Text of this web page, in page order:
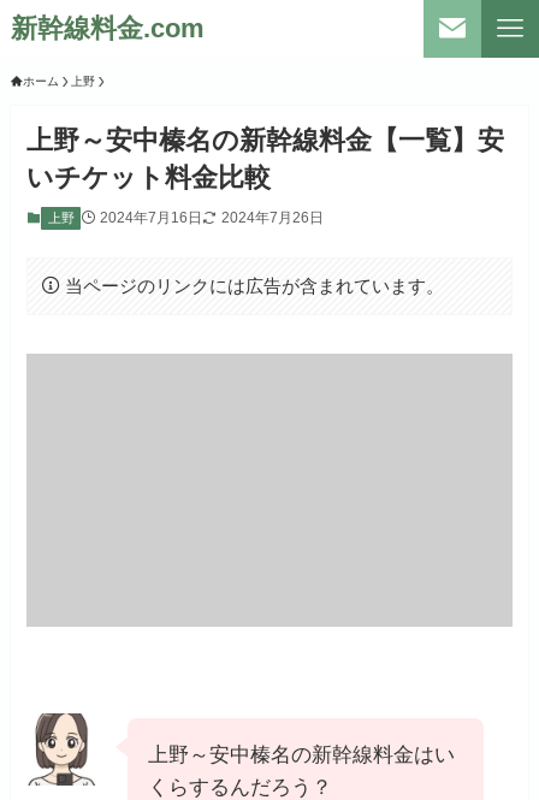
新幹線料金.com
ホーム 上野
上野～安中榛名の新幹線料金【一覧】安
いチケット料金比較
上野 2024年7月16日 2024年7月26日
当ページのリンクには広告が含まれています。
上野～安中榛名の新幹線料金はい
くらするんだろう？